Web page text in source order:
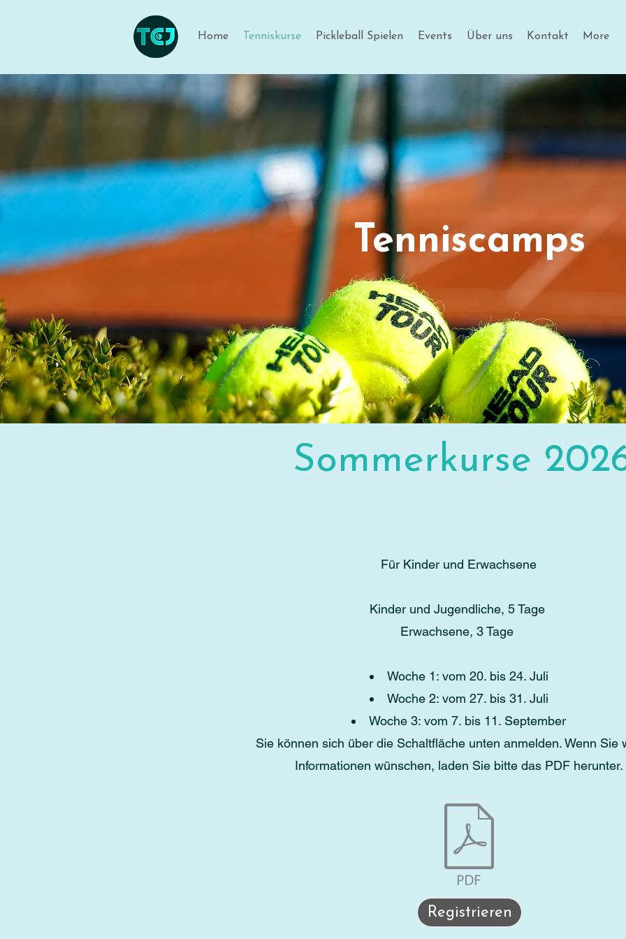
Home Tenniskurse Pickleball Spielen Events Über uns Kontakt More
Tenniscamps
Sommerkurse
Für Kinder und Erwachsene
Kinder und Jugendliche, 5 Tage
Erwachsene, 3 Tage
Woche 1: vom 20. bis 24. Juli
Woche 2: vom 27. bis 31. Juli
Woche 3: vom 7. bis 11. September
Sie können sich über die Schaltfläche unten anmelden. Wenn Sie
Informationen wünschen, laden Sie bitte das PDF herunter.
Registrieren